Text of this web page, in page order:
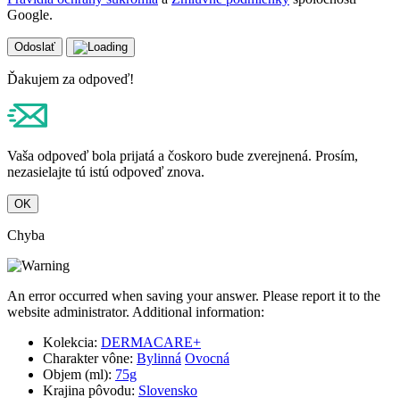
Google.
Odoslať
Ďakujem za odpoveď!
Vaša odpoveď bola prijatá a čoskoro bude zverejnená. Prosím,
nezasielajte tú istú odpoveď znova.
OK
Chyba
An error occurred when saving your answer. Please report it to the
website administrator. Additional information:
Kolekcia: DERMACARE+
Charakter vône: Bylinná Ovocná
Objem (ml): 75g
Krajina pôvodu: Slovensko